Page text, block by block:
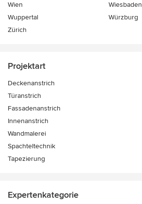
Wien
Wiesbaden
Wuppertal
Würzburg
Zürich
Projektart
Deckenanstrich
Türanstrich
Fassadenanstrich
Innenanstrich
Wandmalerei
Spachteltechnik
Tapezierung
Expertenkategorie